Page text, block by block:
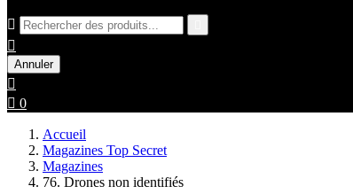


Annuler

 0
Accueil
Magazines Top Secret
Magazines
76. Drones non identifiés